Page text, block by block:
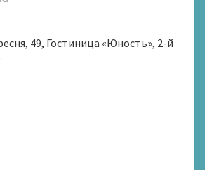
49, Гостиница «Юность», 2-й